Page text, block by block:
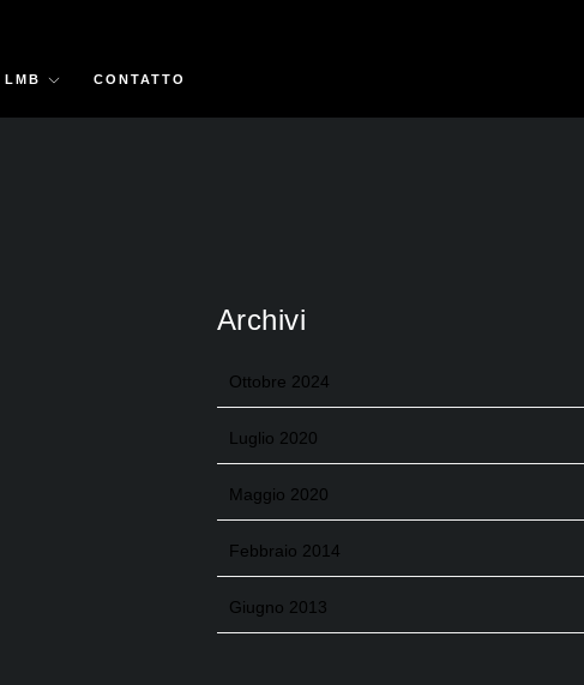
LMB CONTATTO
Archivi
Ottobre 2024
Luglio 2020
Maggio 2020
Febbraio 2014
Giugno 2013